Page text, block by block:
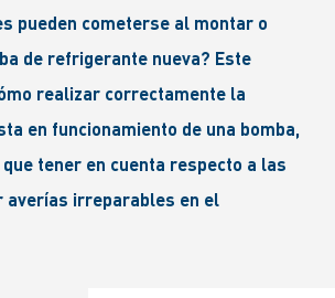
pueden cometerse al montar o
de refrigerante nueva? Este
realizar correctamente la
en funcionamiento de una bomba,
tener en cuenta respecto a las
averías irreparables en el